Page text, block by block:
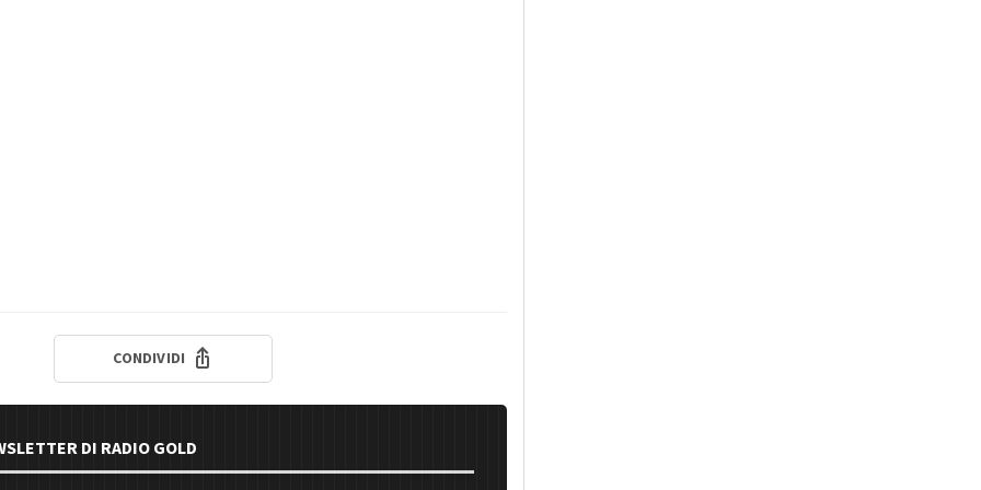
CONDIVIDI
DI RADIO GOLD